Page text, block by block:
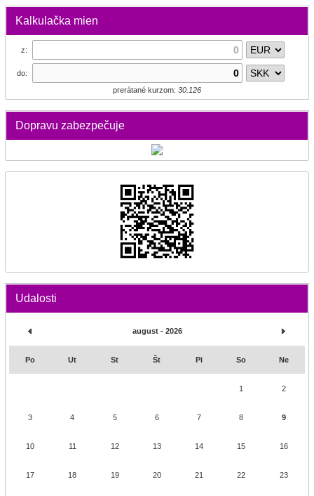
Kalkulačka mien
z:
do:
prerátané kurzom: 30.126
Dopravu zabezpečuje
Udalosti
august - 2026
Po Ut St Št Pi So Ne
1 2
3 4 5 6 7 8 9
10 11 12 13 14 15 16
17 18 19 20 21 22 23